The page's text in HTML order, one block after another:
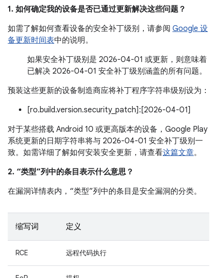
1. 如何确定我的设备是否已通过更新解决这些问题？
如需了解如何查看设备的安全补丁级别，请参阅 Google 设
备更新时间表中的说明。
如果安全补丁级别是 2026-04-01 或更新，则意味着
已解决 2026-04-01 安全补丁级别涵盖的所有问题。
预装这些更新的设备制造商应将补丁程序字符串级别设为：
[ro.build.version.security_patch]:[2026-04-01]
对于某些搭载 Android 10 或更高版本的设备，Google Play
系统更新的日期字符串将与 2026-04-01 安全补丁级别一
致。如需详细了解如何安装安全更新，请查看这篇文章。
2. “类型”列中的条目表示什么意思？
在漏洞详情表内，“类型”列中的条目是安全漏洞的分类。
缩写词 定义
RCE 远程代码执行